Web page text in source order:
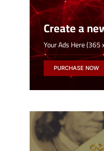
Create a
Your Ads Here (365
PURCHASE NOW